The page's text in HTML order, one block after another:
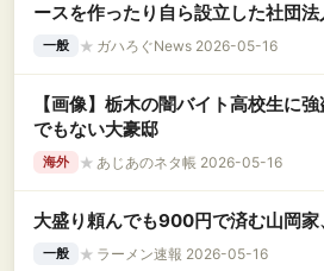
ースを作ったり自ら設立した社団
どやりたい放題で株主に解任提案さ
一般 ★ ガハろぐNews 2026-05-16
【画像】栃木の闇バイト高校生に
でもない大豪邸
海外 ★ あじあのネタ帳 2026-05-16
大盛り頼んでも900円で済む山岡
一般 ★ ラーメン速報 2026-05-16